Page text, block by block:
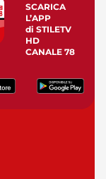
SCARICA
L’APP
di STILETV
HD
CANALE 78